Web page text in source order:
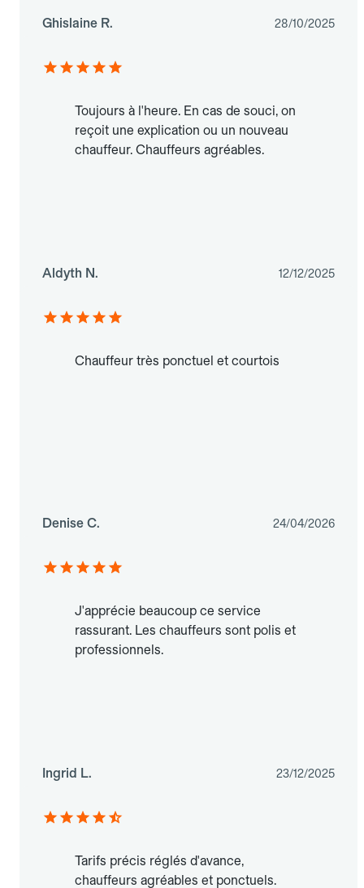
Ghislaine R. 28/10/2025
Toujours à l'heure. En cas de souci, on
reçoit une explication ou un nouveau
chauffeur. Chauffeurs agréables.
Aldyth N. 12/12/2025
Chauffeur très ponctuel et courtois
Denise C. 24/04/2026
J'apprécie beaucoup ce service
rassurant. Les chauffeurs sont polis et
professionnels.
Ingrid L. 23/12/2025
Tarifs précis réglés d'avance,
chauffeurs agréables et ponctuels.